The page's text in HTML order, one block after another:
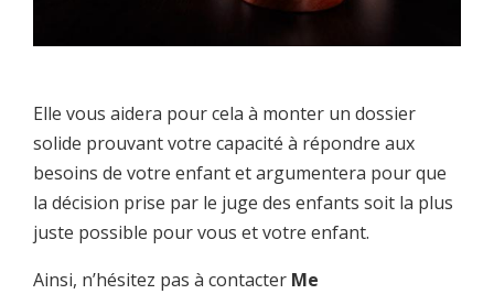
Elle vous aidera pour cela à monter un dossier
solide prouvant votre capacité à répondre aux
besoins de votre enfant et argumentera pour que
la décision prise par le juge des enfants soit la plus
juste possible pour vous et votre enfant.
Ainsi, n’hésitez pas à contacter Me